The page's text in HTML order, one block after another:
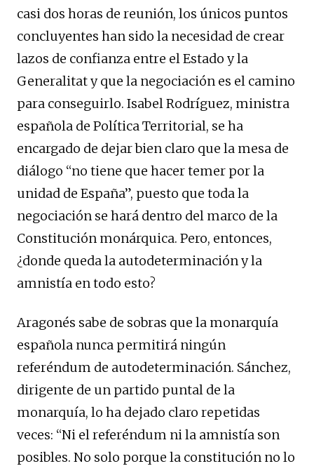
casi dos horas de reunión, los únicos puntos
concluyentes han sido la necesidad de crear
lazos de confianza entre el Estado y la
Generalitat y que la negociación es el camino
para conseguirlo. Isabel Rodríguez, ministra
española de Política Territorial, se ha
encargado de dejar bien claro que la mesa de
diálogo “no tiene que hacer temer por la
unidad de España”, puesto que toda la
negociación se hará dentro del marco de la
Constitución monárquica. Pero, entonces,
¿donde queda la autodeterminación y la
amnistía en todo esto?
Aragonés sabe de sobras que la monarquía
española nunca permitirá ningún
referéndum de autodeterminación. Sánchez,
dirigente de un partido puntal de la
monarquía, lo ha dejado claro repetidas
veces: “Ni el referéndum ni la amnistía son
posibles. No solo porque la constitución no lo